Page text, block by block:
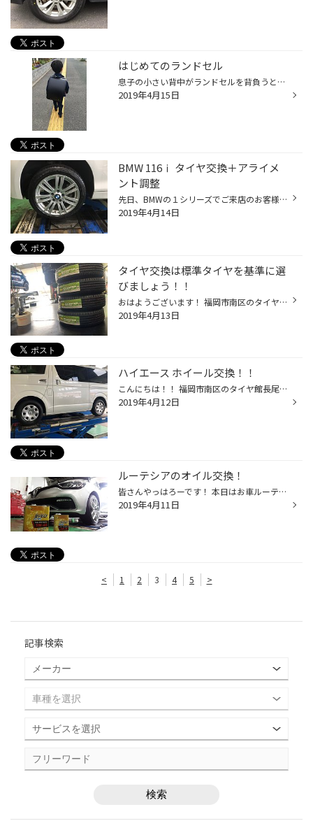
はじめてのランドセル
息子の小さい背中がランドセルを背負うととても頼もしく見えました。 この前生まれたばかりだと思っていたのに、あっという間に小学生です。 入学式は、自宅から家族で歩いて向かいました。 遠くはない距離なのに、こんな小さい体で大きなランドセルを背負って 毎日登校するかと思うと、親の方が心...
2019年4月15日
BMW 116ⅰ タイヤ交換＋アライメ
ント調整
先日、BMWの１シリーズでご来店のお客様にタイヤ交換とアライメント調整を 実施させていただきました。 タイヤは、新車装着タイヤの【 ポテンザ Ｓ００１RFT 】です！ 交換後、アライメント調整も行いました。 バッチリ調整させていただき、作業終了です。 ランフラットタイヤの交換も福岡市南区長...
2019年4月14日
タイヤ交換は標準タイヤを基準に選
びましょう！！
おはようございます！ 福岡市南区のタイヤ館長尾です 週末です！！お出かけ前にはタイヤの点検をしましょう～ 最近はお車の性能ＵＰに比例してエコタイヤが標準で 装着されている事が多いです。 純正タイヤ＝性能の低い（比較的安い）タイヤの時代は終焉を迎えつつあります！！ 福岡市南区のタイヤ...
2019年4月13日
ハイエース ホイール交換！！
こんにちは！！ 福岡市南区のタイヤ館長尾で御座います 平成もあと数週間ですね！！ 今日はトヨタハイエースを16インチにインチアップしましたので ご紹介します ハイエースの純正は15インチで鉄ホイールにカバーが付いている のですが、味気ないのは否めませんね… タイヤ交換のタイミングでフレー...
2019年4月12日
ルーテシアのオイル交換！
皆さんやっはろーです！ 本日はお車ルーテシアのオイル交換をいたしました！ 今回使用させていただいたオイルはスノコさんのスベルトです！ ルーテシアのRSは粘度が５W-40が規定粘度になっております！ 輸入車のオイル交換もタイヤ館ではドシドシお待ちしております！
2019年4月11日
< 1 2 3 4 5 >
記事検索